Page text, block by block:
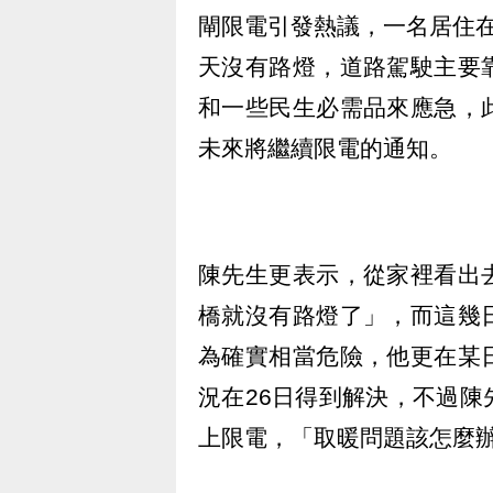
閘限電引發熱議，一名居住
天沒有路燈，道路駕駛主要
和一些民生必需品來應急，
未來將繼續限電的通知。
陳先生更表示，從家裡看
橋就沒有路燈了」，而這幾
為確實相當危險，他更在某
況在26日得到解決，不過
上限電，「取暖問題該怎麼